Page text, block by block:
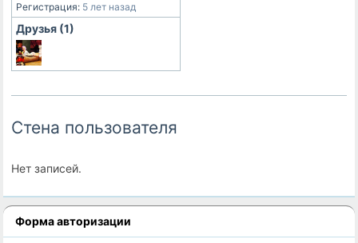
Регистрация: 5 лет назад
Друзья (1)
Стена пользователя
Нет записей.
Форма авторизации